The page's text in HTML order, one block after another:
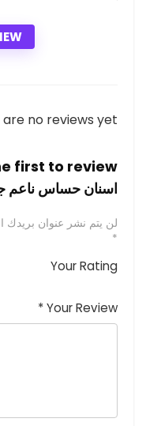
no reviews yet.
اسنان حساس ناعم
لن يتم نشر عنوان بريدك
*
Your Rating
Your Review
*